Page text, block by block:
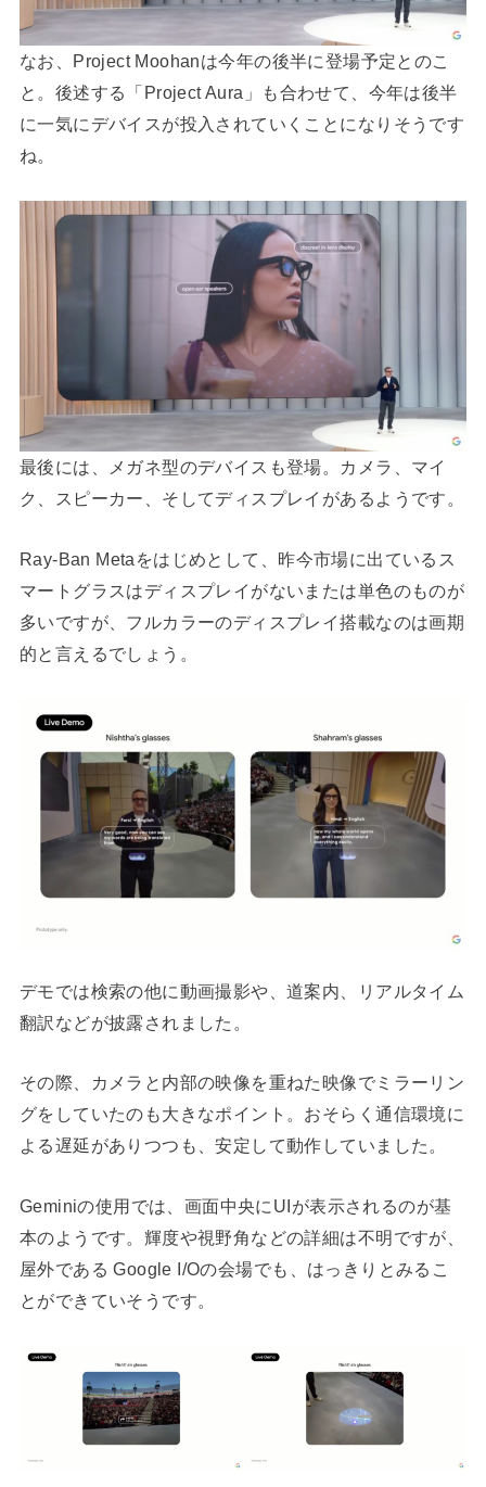
なお、Project Moohanは今年の後半に登場予定とのこ
と。後述する「Project Aura」も合わせて、今年は後半
に一気にデバイスが投入されていくことになりそうです
ね。
最後には、メガネ型のデバイスも登場。カメラ、マイ
ク、スピーカー、そしてディスプレイがあるようです。
Ray-Ban Metaをはじめとして、昨今市場に出ているス
マートグラスはディスプレイがないまたは単色のものが
多いですが、フルカラーのディスプレイ搭載なのは画期
的と言えるでしょう。
デモでは検索の他に動画撮影や、道案内、リアルタイム
翻訳などが披露されました。
その際、カメラと内部の映像を重ねた映像でミラーリン
グをしていたのも大きなポイント。おそらく通信環境に
よる遅延がありつつも、安定して動作していました。
Geminiの使用では、画面中央にUIが表示されるのが基
本のようです。輝度や視野角などの詳細は不明ですが、
屋外である Google I/Oの会場でも、はっきりとみるこ
とができていそうです。